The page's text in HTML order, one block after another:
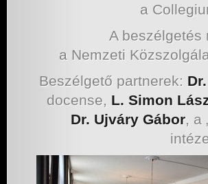
a
A beszélgetés
a Nemzeti
Beszélgető partnerek:
docense, L. Simon
Dr. Ujváry Gábor ,